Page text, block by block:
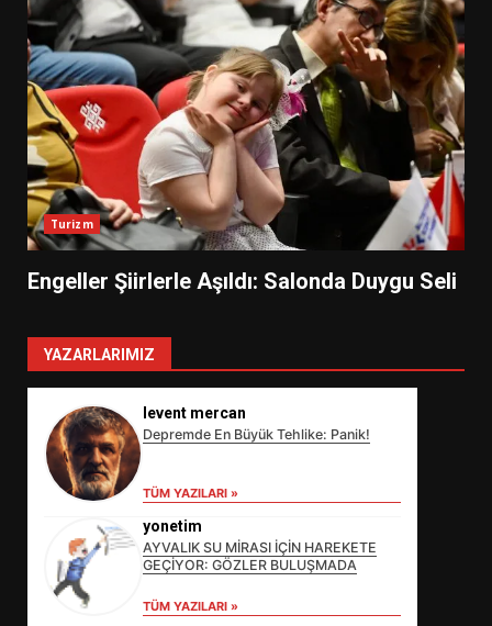
Turizm
Engeller Şiirlerle Aşıldı: Salonda Duygu Seli
YAZARLARIMIZ
levent mercan
Depremde En Büyük Tehlike: Panik!
TÜM YAZILARI »
yonetim
AYVALIK SU MİRASI İÇİN HAREKETE
GEÇİYOR: GÖZLER BULUŞMADA
TÜM YAZILARI »